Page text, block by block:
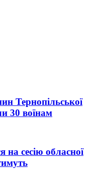
Тернопільської
30 воїнам
на сесію обласної